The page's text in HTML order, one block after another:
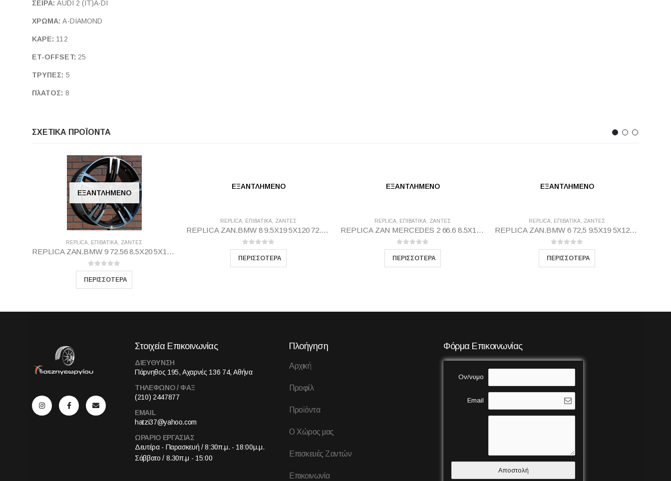
ΣΕΙΡΑ: AUDI 2 (IT)A-DI
ΧΡΩΜΑ: A-DIAMOND
ΚΑΡΕ: 112
ET-OFFSET: 25
ΤΡΥΠΕΣ: 5
ΠλΑΤΟΣ: 8
ΣΧΕΤΙΚΆ ΠΡΟΪΌΝΤΑ
ΕΞΑΝΤΛΗΜΈΝΟ
REPLICA ΕΠΙΒΑΤΙΚΑ ΖΆΝΤΕΣ
REPLICA ZAN.BMW 9 72.56 8.5X20 5X120 BP35
0out of 5
ΕΞΑΝΤΛΗΜΈΝΟ
REPLICA ΕΠΙΒΑΤΙΚΑ ΖΆΝΤΕΣ
REPLICA ZAN.BMW 8 9.5X19 5X120 72.56 BP37
0out of 5
ΕΞΑΝΤΛΗΜΈΝΟ
REPLICA ΕΠΙΒΑΤΙΚΑ ΖΆΝΤΕΣ
REPLICA ZAN MERCEDES 2 66.6 8.5X18 5X112 GMP35
0out of 5
ΕΞΑΝΤΛΗΜΈΝΟ
REPLICA ΕΠΙΒΑΤΙΚΑ ΖΆΝΤΕΣ
REPLICA ZAN.BMW 6 72,5 9.5X19 5X120 GP37
0out of 5
Στοιχεία Επικοινωνίας
ΔΙΕΥΘΥΝΣΗ
Πάρνηθος 195, Αχαρνές 136 74, Αθήνα
ΤΗΛΕΦΩΝΟ / ΦΑΞ
(210) 2447877
EMAIL
hatzi37@yahoo.com
ΩΡΑΡΙΟ ΕΡΓΑΣΙΑΣ
Δευτέρα - Παρασκευή / 8:30π.μ. - 18:00μ.μ.
Σάββατο / 8.30π.μ - 15:00
Πλοήγηση
Αρχική
Προφίλ
Προϊόντα
Ο Χώρος μας
Επισκευές Ζαντών
Επικοινωνία
Φόρμα Επικοινωνίας
Ον/νυμο
Email
Αποστολή